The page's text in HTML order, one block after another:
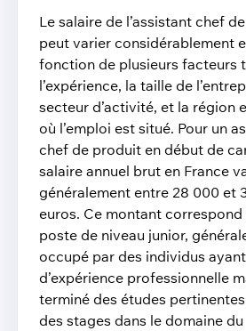
Le salaire de l’assistant chef
peut varier considérablement
fonction de plusieurs facteurs
l’expérience, la taille de
secteur d’activité, et la région
où l’emploi est situé. Pour un
chef de produit en début de
salaire annuel brut en France
généralement entre 28 000 et
euros. Ce montant correspond
poste de niveau junior,
occupé par des individus
d’expérience professionnelle
terminé des études
des stages dans le domaine du